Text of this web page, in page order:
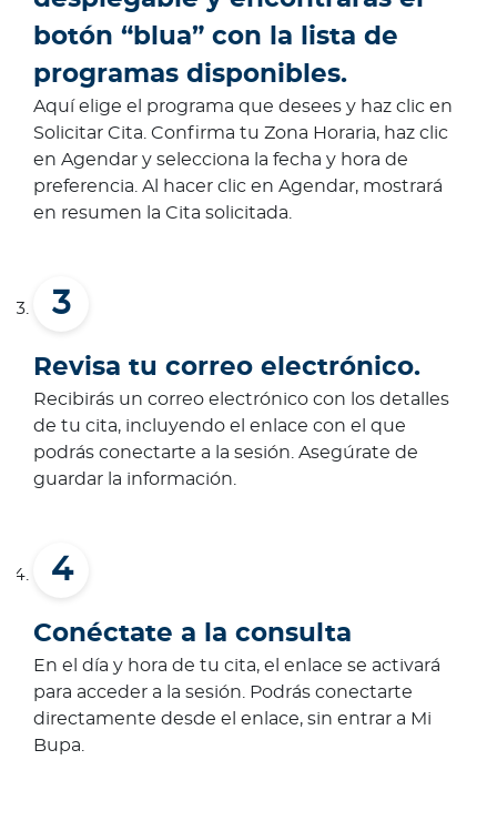
botón “blua” con la lista de
programas disponibles.
Aquí elige el programa que desees y haz clic en
Solicitar Cita. Confirma tu Zona Horaria, haz clic
en Agendar y selecciona la fecha y hora de
preferencia. Al hacer clic en Agendar, mostrará
en resumen la Cita solicitada.
Revisa tu correo electrónico.
Recibirás un correo electrónico con los detalles
de tu cita, incluyendo el enlace con el que
podrás conectarte a la sesión. Asegúrate de
guardar la información.
Conéctate a la consulta
En el día y hora de tu cita, el enlace se activará
para acceder a la sesión. Podrás conectarte
directamente desde el enlace, sin entrar a Mi
Bupa.